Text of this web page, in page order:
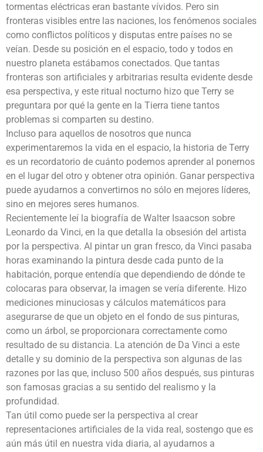
tormentas eléctricas eran bastante vívidos. Pero sin
fronteras visibles entre las naciones, los fenómenos sociales
como conflictos políticos y disputas entre países no se
veían. Desde su posición en el espacio, todo y todos en
nuestro planeta estábamos conectados. Que tantas
fronteras son artificiales y arbitrarias resulta evidente desde
esa perspectiva, y este ritual nocturno hizo que Terry se
preguntara por qué la gente en la Tierra tiene tantos
problemas si comparten su destino.
Incluso para aquellos de nosotros que nunca
experimentaremos la vida en el espacio, la historia de Terry
es un recordatorio de cuánto podemos aprender al ponernos
en el lugar del otro y obtener otra opinión. Ganar perspectiva
puede ayudarnos a convertirnos no sólo en mejores líderes,
sino en mejores seres humanos.
Recientemente leí la biografía de Walter Isaacson sobre
Leonardo da Vinci, en la que detalla la obsesión del artista
por la perspectiva. Al pintar un gran fresco, da Vinci pasaba
horas examinando la pintura desde cada punto de la
habitación, porque entendía que dependiendo de dónde te
colocaras para observar, la imagen se vería diferente. Hizo
mediciones minuciosas y cálculos matemáticos para
asegurarse de que un objeto en el fondo de sus pinturas,
como un árbol, se proporcionara correctamente como
resultado de su distancia. La atención de Da Vinci a este
detalle y su dominio de la perspectiva son algunas de las
razones por las que, incluso 500 años después, sus pinturas
son famosas gracias a su sentido del realismo y la
profundidad.
Tan útil como puede ser la perspectiva al crear
representaciones artificiales de la vida real, sostengo que es
aún más útil en nuestra vida diaria, al ayudarnos a